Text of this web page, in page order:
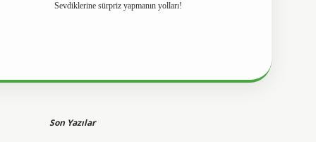
Sevdiklerine sürpriz yapmanın yolları!
Son Yazılar